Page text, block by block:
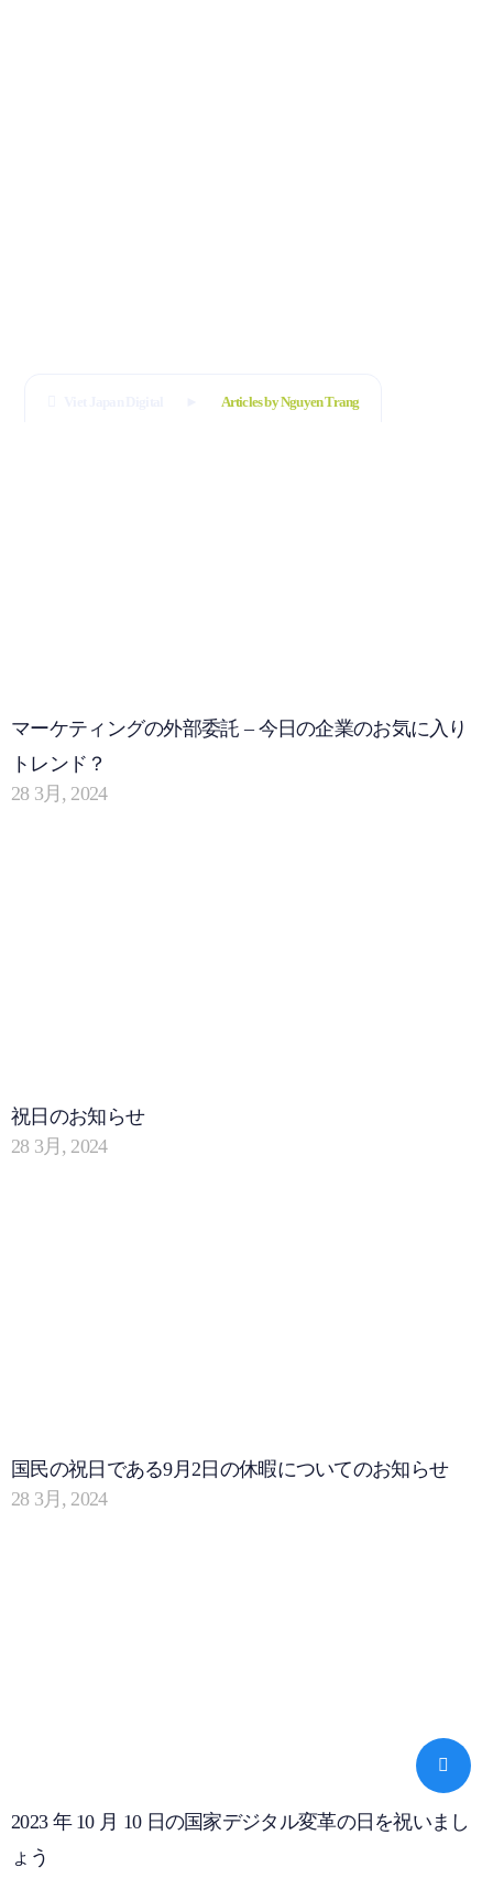
Articles by Nguyen Trang
マーケティングの外部委託 – 今日の企業のお気に入り
トレンド？
28 3月, 2024
祝日のお知らせ
28 3月, 2024
国民の祝日である9月2日の休暇についてのお知らせ
28 3月, 2024
2023 年 10 月 10 日の国家デジタル変革の日を祝いまし
ょう